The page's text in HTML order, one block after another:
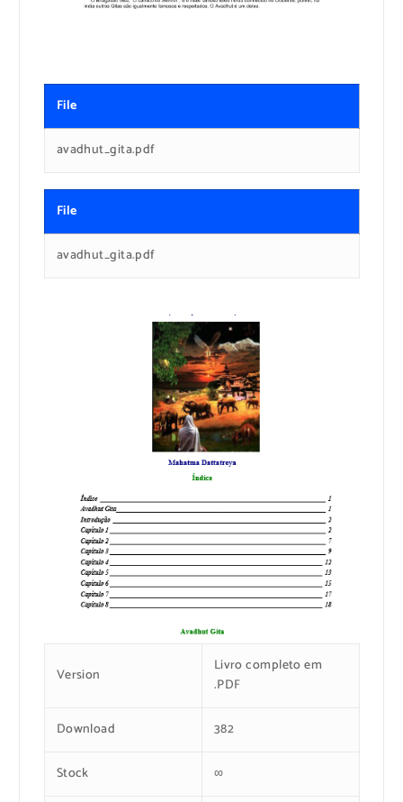
File
avadhut_gita.pdf
File
avadhut_gita.pdf
Version
Livro completo em
.PDF
Download 382
Stock ∞